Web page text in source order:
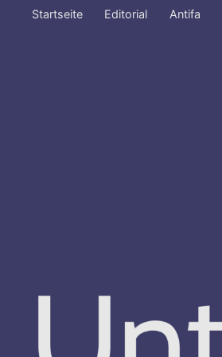
Startseite Editorial Antifa